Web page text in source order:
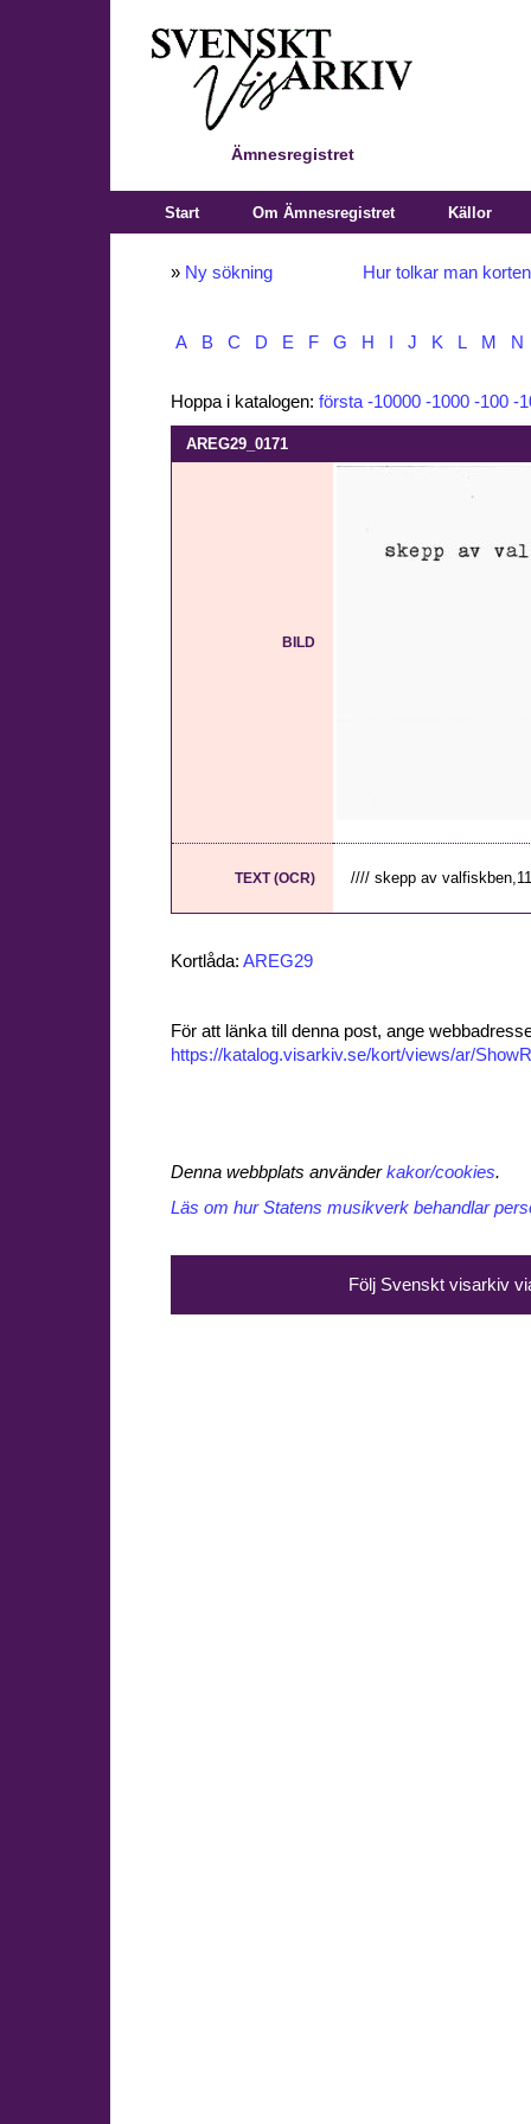
Ämnesregistret
Start Om Ämnesregistret Källor
» Ny sökning Hur tolkar man
A B C D E F G H J K L M N
Hoppa i katalogen: första -10000 -1000 -100 -
AREG29_0171
BILD
TEXT (OCR) //// skepp av
Kortlåda: AREG29
För att länka till denna post, ange
https://katalog.visarkiv.se/kort/views/ar/
Denna webbplats använderkakor/cookies.
Läs om hur Statens musikverk behandlar
Följ Svenskt visarkiv